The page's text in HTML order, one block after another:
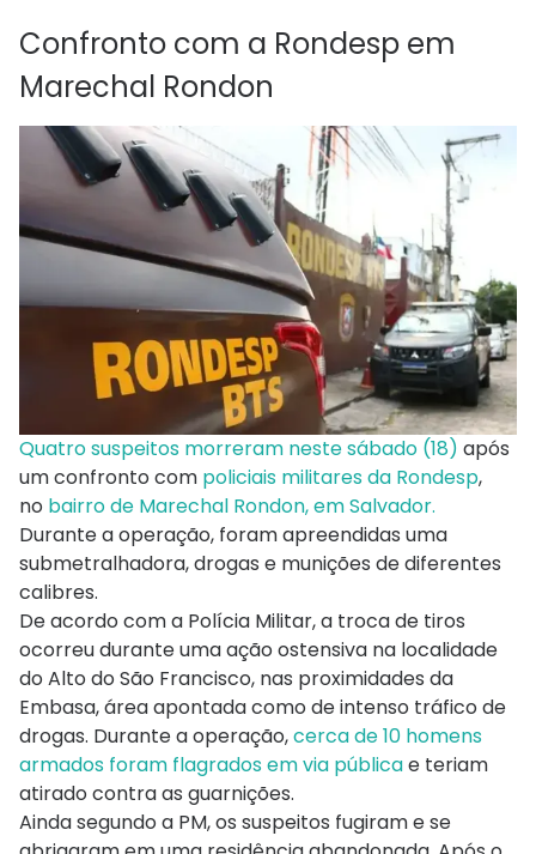
Confronto com a Rondesp em
Marechal Rondon
Quatro suspeitos morreram neste sábado (18) após
um confronto com policiais militares da Rondesp,
no bairro de Marechal Rondon, em Salvador.
Durante a operação, foram apreendidas uma
submetralhadora, drogas e munições de diferentes
calibres.
De acordo com a Polícia Militar, a troca de tiros
ocorreu durante uma ação ostensiva na localidade
do Alto do São Francisco, nas proximidades da
Embasa, área apontada como de intenso tráfico de
drogas. Durante a operação,cerca de 10 homens
armados foram flagrados em via públicae teriam
atirado contra as guarnições.
Ainda segundo a PM, os suspeitos fugiram e se